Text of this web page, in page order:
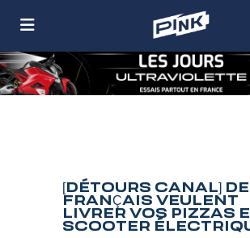
[DÉTOURS CANAL]
FRANÇAIS VEULENT
LIVRER VOS PIZZAS
SCOOTER